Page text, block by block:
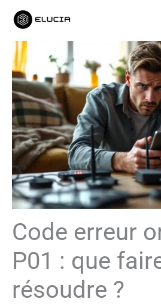
Aller
contenu
Code erreur
P01 : que
résoudre ?